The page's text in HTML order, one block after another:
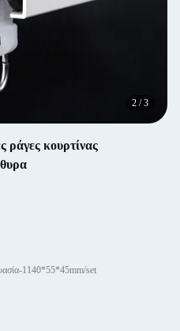
2 /3
ράγες κουρτίνας
1140*55*45mm/set